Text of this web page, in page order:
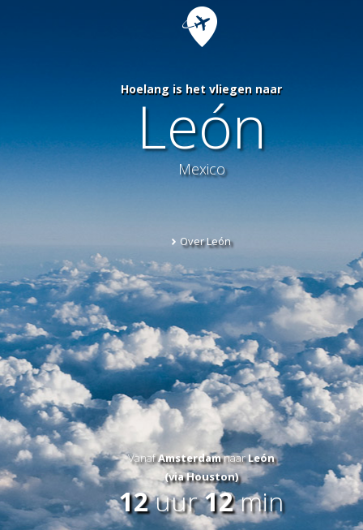
Hoelang is het vliegen naar
León
Mexico
Over León
VanafAmsterdamnaarLeón
(via Houston)
12uur12min